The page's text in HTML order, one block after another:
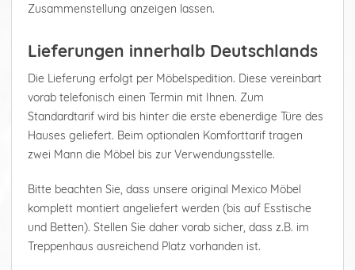
Zusammenstellung anzeigen lassen.
Lieferungen innerhalb Deutschlands
Die Lieferung erfolgt per Möbelspedition. Diese vereinbart
vorab telefonisch einen Termin mit Ihnen. Zum
Standardtarif wird bis hinter die erste ebenerdige Türe des
Hauses geliefert. Beim optionalen Komforttarif tragen
zwei Mann die Möbel bis zur Verwendungsstelle.
Bitte beachten Sie, dass unsere original Mexico Möbel
komplett montiert angeliefert werden (bis auf Esstische
und Betten). Stellen Sie daher vorab sicher, dass z.B. im
Treppenhaus ausreichend Platz vorhanden ist.